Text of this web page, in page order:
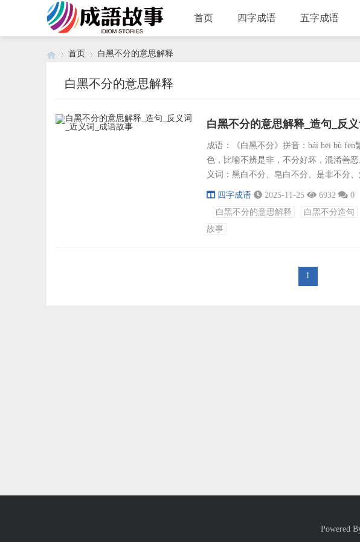
首页 四字成语 五字成语
首页 白黑不分的意思解释
白黑不分的意思解释
白黑不分的意思解释_造句_反
成语：《白黑不分》拼音：bái hēi bù
色，比喻不辨是非，不分好坏，混淆善
义词：黑白不分、皂白不分、是非不分
焚、鱼龙混杂、良莠不齐反义词：黑白
类、分道扬镳、分崩离析、分外妖娆、
苦、分进合击、...
四字成语 2025-11-25 6932
0
白黑不分的意思解释
白黑不分造句
故事
1
Powered